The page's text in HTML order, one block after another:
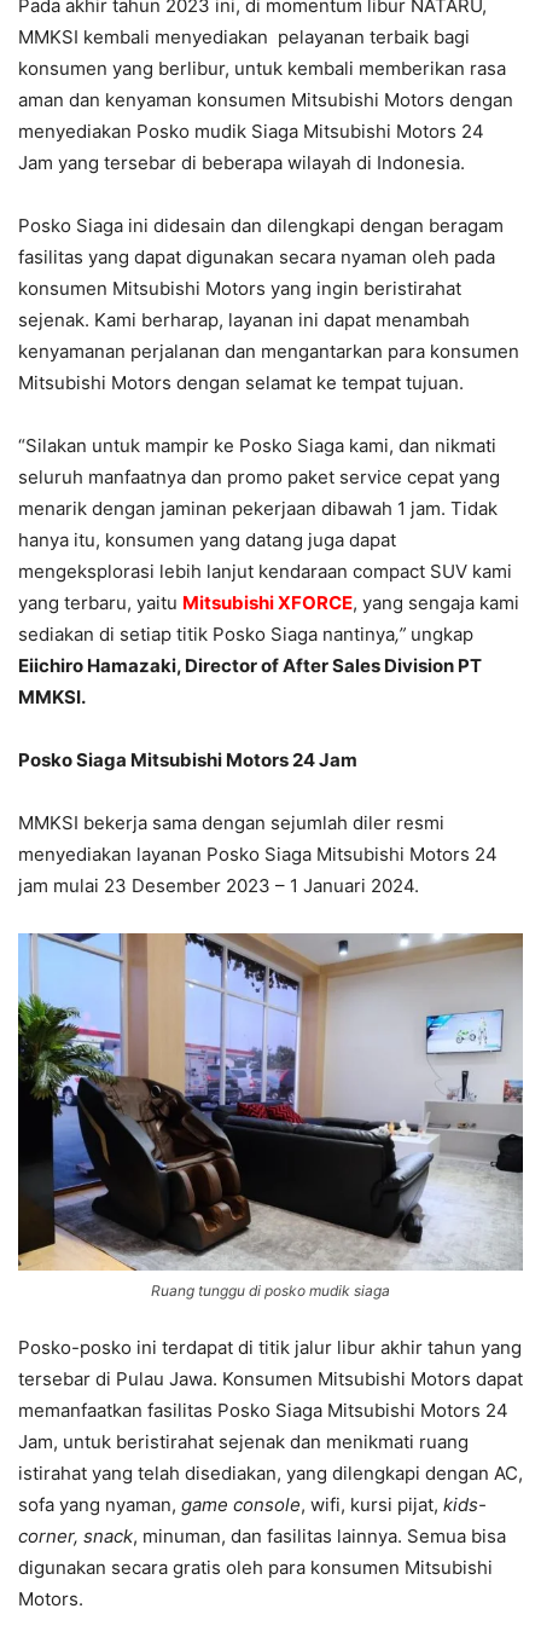
Pada akhir tahun 2023 ini, di momentum libur NATARU,
MMKSI kembali menyediakan pelayanan terbaik bagi
konsumen yang berlibur, untuk kembali memberikan rasa
aman dan kenyaman konsumen Mitsubishi Motors dengan
menyediakan Posko mudik Siaga Mitsubishi Motors 24
Jam yang tersebar di beberapa wilayah di Indonesia.
Posko Siaga ini didesain dan dilengkapi dengan beragam
fasilitas yang dapat digunakan secara nyaman oleh pada
konsumen Mitsubishi Motors yang ingin beristirahat
sejenak. Kami berharap, layanan ini dapat menambah
kenyamanan perjalanan dan mengantarkan para konsumen
Mitsubishi Motors dengan selamat ke tempat tujuan.
“Silakan untuk mampir ke Posko Siaga kami, dan nikmati
seluruh manfaatnya dan promo paket service cepat yang
menarik dengan jaminan pekerjaan dibawah 1 jam. Tidak
hanya itu, konsumen yang datang juga dapat
mengeksplorasi lebih lanjut kendaraan compact SUV kami
yang terbaru, yaitu Mitsubishi XFORCE, yang sengaja kami
sediakan di setiap titik Posko Siaga nantinya,” ungkap
Eiichiro Hamazaki, Director of After Sales Division PT
MMKSI.
Posko Siaga Mitsubishi Motors 24 Jam
MMKSI bekerja sama dengan sejumlah diler resmi
menyediakan layanan Posko Siaga Mitsubishi Motors 24
jam mulai 23 Desember 2023 – 1 Januari 2024.
Ruang tunggu di posko mudik siaga
Posko-posko ini terdapat di titik jalur libur akhir tahun yang
tersebar di Pulau Jawa. Konsumen Mitsubishi Motors dapat
memanfaatkan fasilitas Posko Siaga Mitsubishi Motors 24
Jam, untuk beristirahat sejenak dan menikmati ruang
istirahat yang telah disediakan, yang dilengkapi dengan AC,
sofa yang nyaman, game console, wifi, kursi pijat, kids-
corner, snack, minuman, dan fasilitas lainnya. Semua bisa
digunakan secara gratis oleh para konsumen Mitsubishi
Motors.